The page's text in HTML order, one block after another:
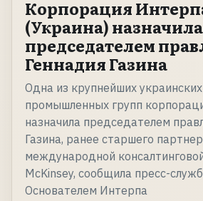
Корпорация
(Украина) назначила
председателем
Геннадия Газина
Одна из крупнейших
промышленных групп
назначила председателем
Газина, ранее старшего
международной
McKinsey, сообщила пресс-
Основателем Интерпа